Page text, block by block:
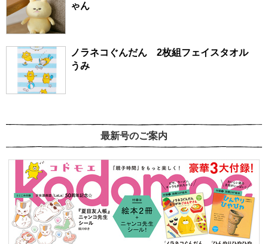
ゃん
ノラネコぐんだん 2枚組フェイスタオル
うみ
最新号のご案内